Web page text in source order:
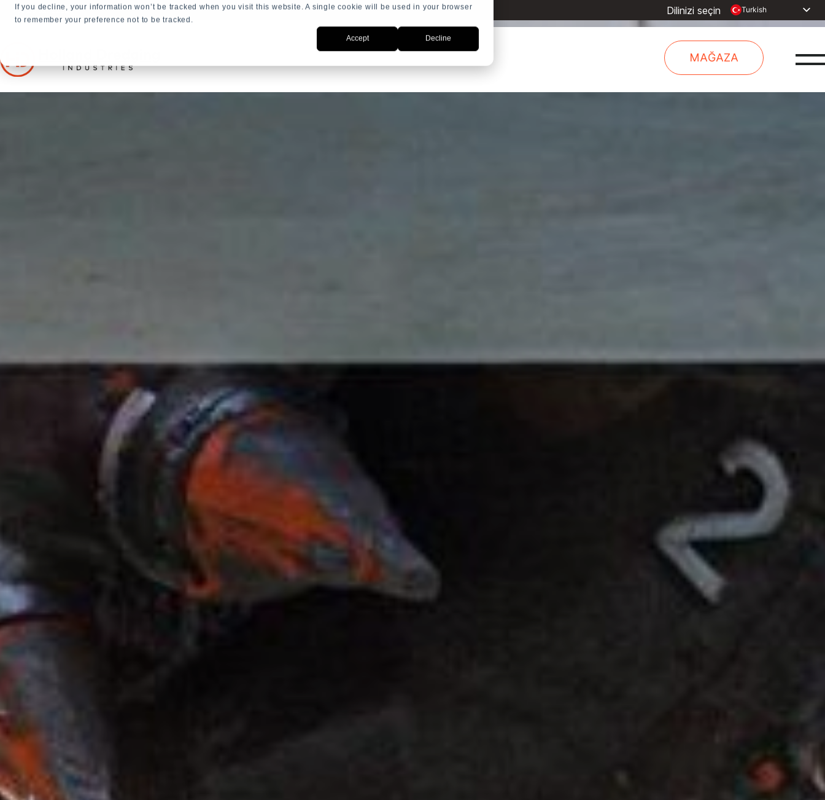
If you decline, your information won’t be tracked when you visit this website. A single cookie will be used in your browser
to remember your preference not to be tracked.
Accept Decline
+31 23 5278282 Dilinizi seçin Turkish
Dutch
Spanish
French
MAĞAZA